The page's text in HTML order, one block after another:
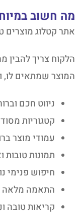
מה חשוב
אתר קטלוג מוצרים
הלקוח צריך להבין
המוצר שמתאים לו,
ניווט חכם
קטגוריות
עמודי מוצר
תמונות טובות
חיפוש פנימי
התאמה מלאה
קריאות טובה